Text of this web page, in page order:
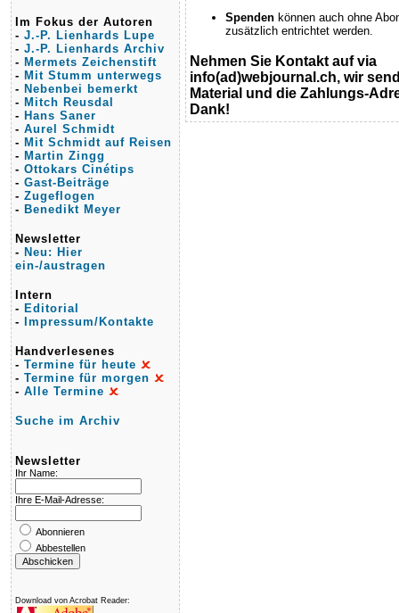
Im Fokus der Autoren
- J.-P. Lienhards Lupe
- J.-P. Lienhards Archiv
- Mermets Zeichenstift
- Mit Stumm unterwegs
- Nebenbei bemerkt
- Mitch Reusdal
- Hans Saner
- Aurel Schmidt
- Mit Schmidt auf Reisen
- Martin Zingg
- Ottokars Cinétips
- Gast-Beiträge
- Zugeflogen
- Benedikt Meyer
Newsletter
- Neu: Hier
ein-/austragen
Intern
- Editorial
-
Impressum/Kontakte
Handverlesenes
- Termine für heute
- Termine für morgen
- Alle Termine
Suche im Archiv
Newsletter
Ihr Name:
Ihre E-Mail-Adresse:
Abonnieren
Abbestellen
Download von Acrobat Reader:
Spenden können auch ohne
zusätzlich entrichtet werden.
Nehmen Sie Kontakt auf via
info(ad)webjournal.ch, wir
Material und die Zahlungs-
Dank!